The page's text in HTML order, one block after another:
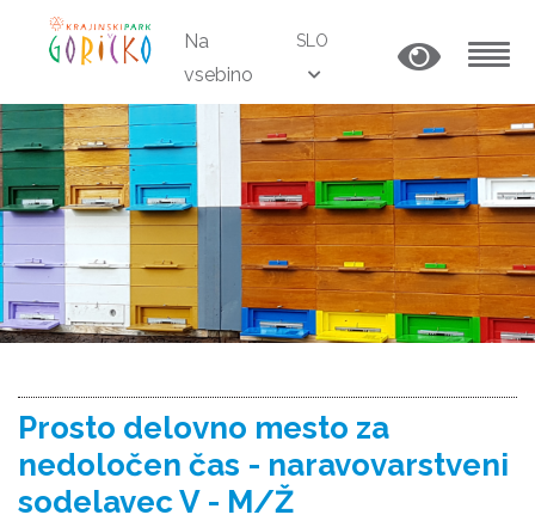
Na
vsebino
SLO
Prosto delovno mesto za
nedoločen čas - naravovarstveni
sodelavec V - M/Ž